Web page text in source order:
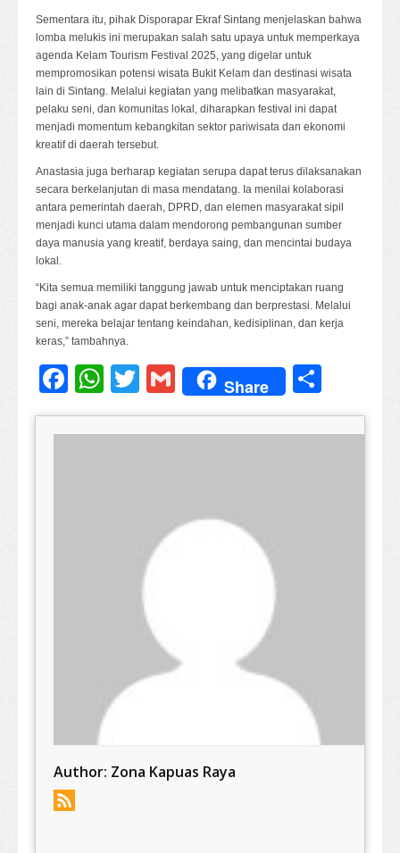
Sementara itu, pihak Disporapar Ekraf Sintang menjelaskan bahwa
lomba melukis ini merupakan salah satu upaya untuk memperkaya
agenda Kelam Tourism Festival 2025, yang digelar untuk
mempromosikan potensi wisata Bukit Kelam dan destinasi wisata
lain di Sintang. Melalui kegiatan yang melibatkan masyarakat,
pelaku seni, dan komunitas lokal, diharapkan festival ini dapat
menjadi momentum kebangkitan sektor pariwisata dan ekonomi
kreatif di daerah tersebut.
Anastasia juga berharap kegiatan serupa dapat terus dilaksanakan
secara berkelanjutan di masa mendatang. Ia menilai kolaborasi
antara pemerintah daerah, DPRD, dan elemen masyarakat sipil
menjadi kunci utama dalam mendorong pembangunan sumber
daya manusia yang kreatif, berdaya saing, dan mencintai budaya
lokal.
“Kita semua memiliki tanggung jawab untuk menciptakan ruang
bagi anak-anak agar dapat berkembang dan berprestasi. Melalui
seni, mereka belajar tentang keindahan, kedisiplinan, dan kerja
keras,” tambahnya.
Facebook
WhatsApp
TwitterGmail
Share
Author: Zona Kapuas Raya